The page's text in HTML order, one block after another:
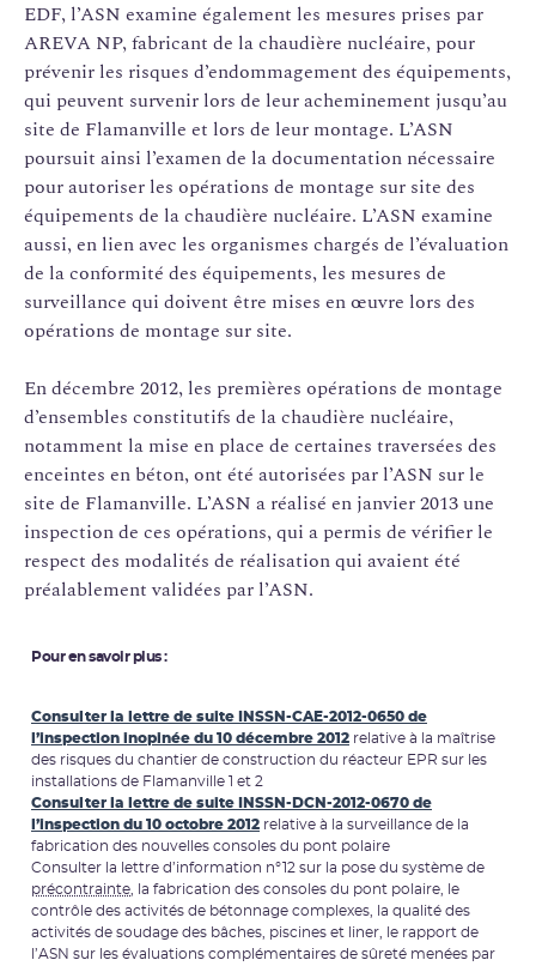
EDF, l’ASN examine également les mesures prises par
AREVA NP, fabricant de la chaudière nucléaire, pour
prévenir les risques d’endommagement des équipements,
qui peuvent survenir lors de leur acheminement jusqu’au
site de Flamanville et lors de leur montage. L’ASN
poursuit ainsi l’examen de la documentation nécessaire
pour autoriser les opérations de montage sur site des
équipements de la chaudière nucléaire. L’ASN examine
aussi, en lien avec les organismes chargés de l’évaluation
de la conformité des équipements, les mesures de
surveillance qui doivent être mises en œuvre lors des
opérations de montage sur site.
En décembre 2012, les premières opérations de montage
d’ensembles constitutifs de la chaudière nucléaire,
notamment la mise en place de certaines traversées des
enceintes en béton, ont été autorisées par l’ASN sur le
site de Flamanville. L’ASN a réalisé en janvier 2013 une
inspection de ces opérations, qui a permis de vérifier le
respect des modalités de réalisation qui avaient été
préalablement validées par l’ASN.
Pour en savoir plus :
Consulter la lettre de suite INSSN-CAE-2012-0650 de
l’inspection inopinée du 10 décembre 2012 relative à la maîtrise
des risques du chantier de construction du réacteur EPR sur les
installations de Flamanville 1 et 2
Consulter la lettre de suite INSSN-DCN-2012-0670 de
l’inspection du 10 octobre 2012 relative à la surveillance de la
fabrication des nouvelles consoles du pont polaire
Consulter la lettre d’information n°12 sur la pose du système de
précontrainte , la fabrication des consoles du pont polaire, le
contrôle des activités de bétonnage complexes, la qualité des
activités de soudage des bâches, piscines et liner, le rapport de
l’ASN sur les évaluations complémentaires de sûreté menées par